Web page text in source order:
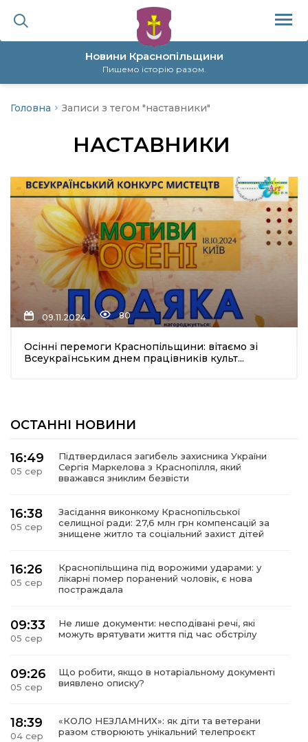
Новини Краснопільщини
Пишемо історію разом.
політика
Головна Записи з тегом "наставники"
НАСТАВНИКИ
09.11.2024 80
Осінні перемоги Краснопільщини: вітаємо зі
Всеукраїнським днем працівників культ...
ОСТАННІ НОВИНИ
16:49
05 сер
Підтвердилася загибель захисника України
Сергія Маркелова з Краснопілля, який
вважався зниклим безвісти
16:38
05 сер
Засідання виконкому Краснопільської
селищної ради: 27,6 млн грн компенсацій за
знищене житло та соціальний захист дітей
16:26
05 сер
Краснопільщина під ворожими ударами: у
лікарні помер поранений чоловік, є нова
постраждала
09:33
05 сер
Не лише документи: несподівані речі, які
можуть врятувати життя під час обстрілу
09:26
05 сер
Що робити, якщо в нотаріальному документі
виявлено описку?
18:39
04 сер
«КОЛО НЕЗЛАМНИХ»: як діти та ветерани
разом створюють унікальний телепроєкт